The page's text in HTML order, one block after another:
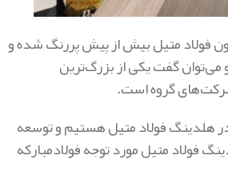
فولاد متیل بیش از پیش پررنگ شده و
می‌توان گفت یکی از بزرگ‌ترین
گروه است.
هلدینگ فولاد متیل هستیم و توسعه
فولاد متیل مورد توجه فولادمبارکه